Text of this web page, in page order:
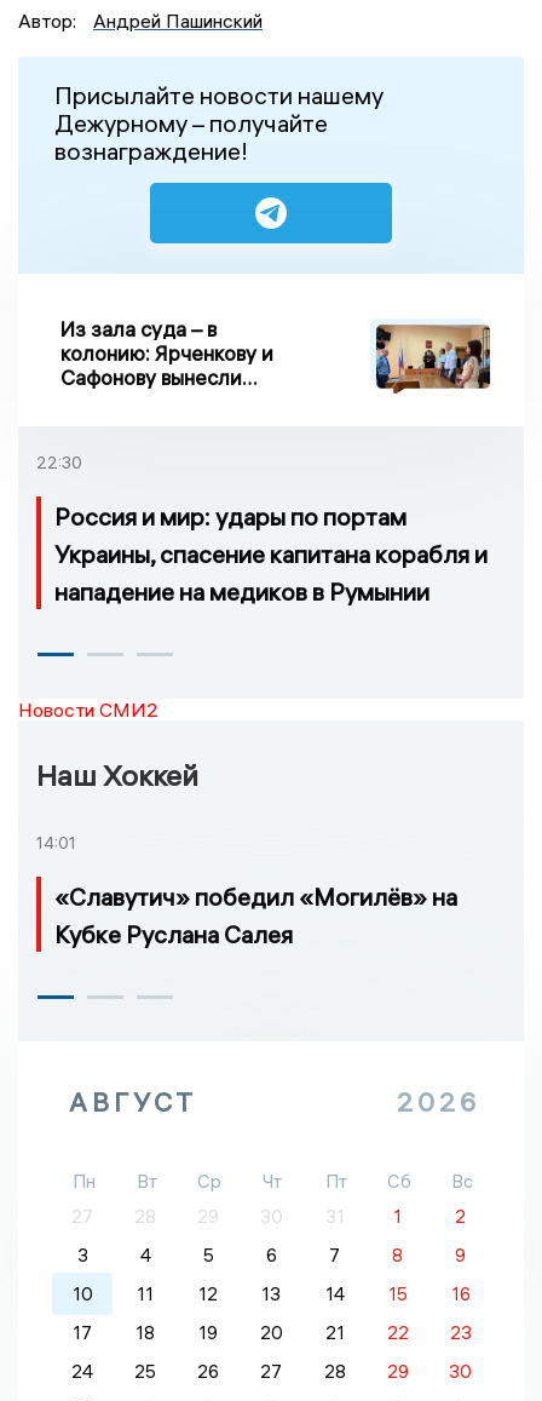
Автор:
Андрей Пашинский
Присылайте новости нашему
Дежурному – получайте
вознаграждение!
Из зала суда – в
колонию: Ярченкову и
Сафонову вынесли
22:30
Россия и мир: удары по портам
Украины, спасение капитана корабля и
нападение на медиков в Румынии
Новости СМИ2
Наш Хоккей
14:01
«Славутич» победил «Могилёв» на
Кубке Руслана Салея
АВГУСТ 2026
Пн Вт Ср Чт Пт Сб
Вс
27
28 29 30 31 1
2
3
4 5 6 7 8
9
10
11 12 13 14 15
16
17
18 19 20 21 22
23
24
25 26 27 28 29
30